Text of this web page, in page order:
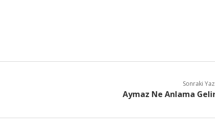
Sonraki
Aymaz Ne Anlama